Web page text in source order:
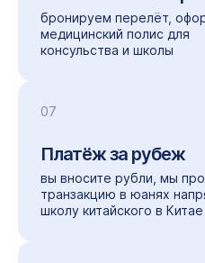
бронируем перелёт,
медицинский полис для
консульства и школы
07
Платёж за рубеж
вы вносите рубли, мы
транзакцию в юанях
школу китайского в Китае